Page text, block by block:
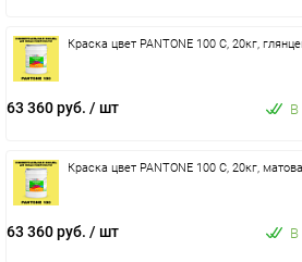
Краска цвет PANTONE 100 C, 20кг,
63 360 руб. / шт В
Краска цвет PANTONE 100 C, 20кг,
63 360 руб. / шт В